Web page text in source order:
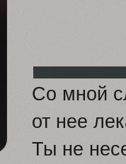
Со мной
от нее
Ты не